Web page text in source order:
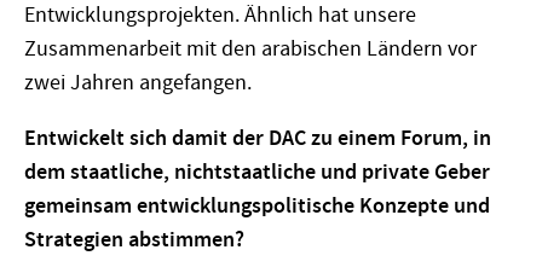
Entwicklungsprojekten. Ähnlich hat unsere
Zusammenarbeit mit den arabischen Ländern vor
zwei Jahren angefangen.
Entwickelt sich damit der DAC zu einem Forum, in
dem staatliche, nichtstaatliche und private Geber
gemeinsam entwicklungspolitische Konzepte und
Strategien abstimmen?